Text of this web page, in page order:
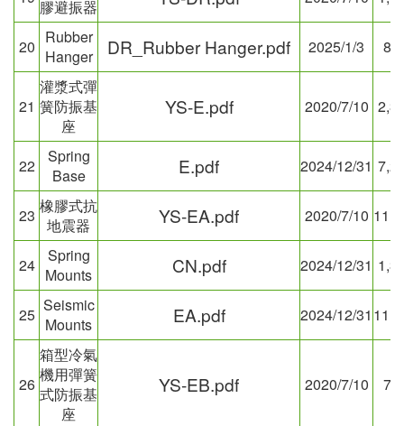
膠避振器
20 Rubber
Hanger
DR_Rubber Hanger.pdf 2025/1/3
21
灌漿式彈
簧防振基
座
YS-E.pdf 2020/7/10
22
Spring
Base
E.pdf 2024/12/31
23 橡膠式抗
地震器
YS-EA.pdf 2020/7/10
24
Spring
Mounts
CN.pdf 2024/12/31
25 Seismic
Mounts
EA.pdf 2024/12/31
26
箱型冷氣
機用彈簧
式防振基
座
YS-EB.pdf 2020/7/10